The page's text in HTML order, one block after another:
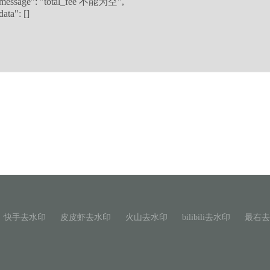
快手去水印 皮皮虾去水印 火山去水印 bilibili去水印 最右